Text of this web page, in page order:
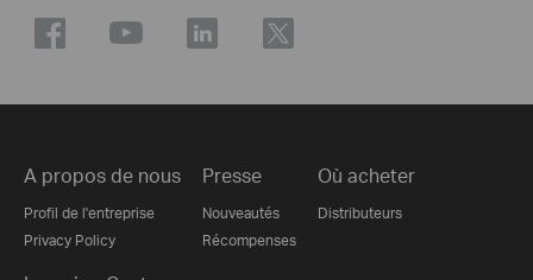
A propos de nous
Profil de l'entreprise
Privacy Policy
Presse
Nouveautés
Récompenses
Où acheter
Distributeurs